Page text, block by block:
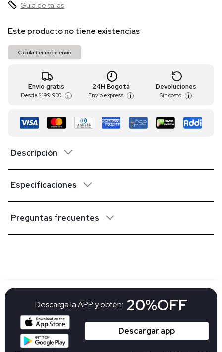
Guia de tallas
Este producto no tiene existencias
Calcular tiempo de envío
Envío gratis
Desde $ 199.900 i
24H Bogotá
Envío express i
Devoluciones
Sin costo i
Descripción
Especificaciones
Preguntas frecuentes
Descarga la APP y obtén: 20%OFF
Descargar app